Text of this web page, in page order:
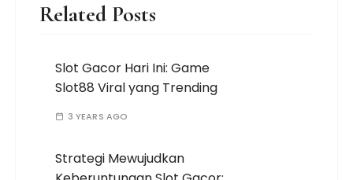
Related Posts
Slot Gacor Hari Ini: Game
Slot88 Viral yang Trending
3 YEARS AGO
Strategi Mewujudkan